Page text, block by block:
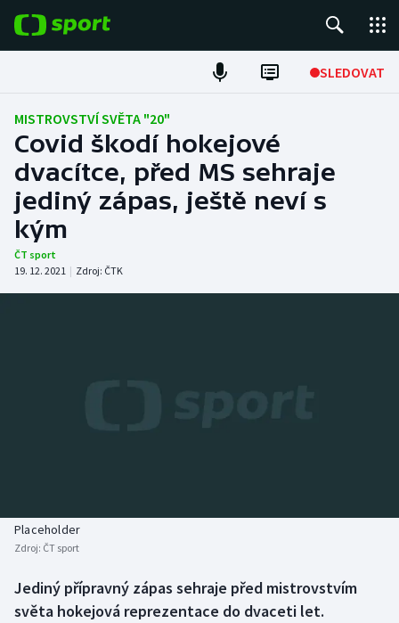
SLEDOVAT
Fotbal
Hokej
Tenis
Atletika
Boby a skeleton
Box
AZ kvíz
MISTROVSTVÍ SVĚTA "20"
Covid škodí hokejové
dvacítce, před MS sehraje
jediný zápas, ještě neví s
kým
ČT sport
19. 12. 2021 | Zdroj: ČTK
Placeholder
Zdroj: ČT sport
Jediný přípravný zápas sehraje před mistrovstvím
světa hokejová reprezentace do dvaceti let.